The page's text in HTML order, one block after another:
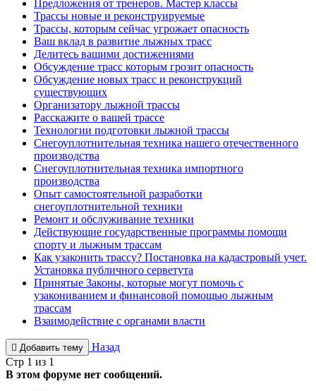
Предложения от тренеров. Мастер классы
Трассы новые и реконструируемые
Трассы, которым сейчас угрожает опасность
Ваш вклад в развитие лыжных трасс
Делитесь вашими достижениями
Обсуждение трасс которым грозит опасность
Обсуждение новых трасс и реконструкций
существующих
Организатору лыжной трассы
Расскажите о вашей трассе
Технологии подготовки лыжной трассы
Снегоуплотнительная техника нашего отечественного
производства
Снегоуплотнительная техника импортного
производства
Опыт самостоятельной разработки
снегоуплотнительной техники
Ремонт и обслуживание техники
Действующие государственные программы помощи
спорту и лыжным трассам
Как узаконить трассу? Постановка на кадастровый учет.
Установка публичного серветута
Принятые Законы, которые могут помочь с
узакониванием и финансовой помощью лыжным
трассам
Взаимодействие с органами власти
Добавить тему
Назад
Стр 1 из 1
В этом форуме нет сообщений.